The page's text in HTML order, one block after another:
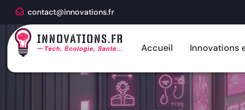
contact@innovations.fr
Accueil Innovations